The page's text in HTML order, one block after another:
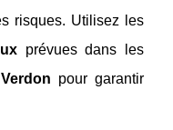
risques. Utilisez les
prévues dans les
pour garantir